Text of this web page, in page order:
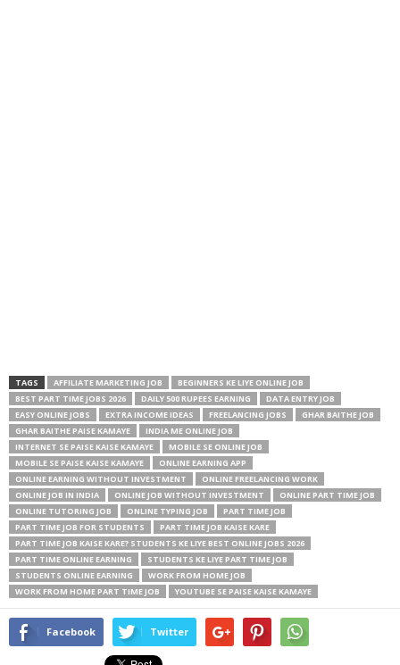
TAGS AFFILIATE MARKETING JOB
BEGINNERS KE LIYE ONLINE JOB
BEST PART TIME JOBS 2026
DAILY 500 RUPEES EARNING
DATA ENTRY JOB
EASY ONLINE JOBS
EXTRA INCOME IDEAS FREELANCING JOBS
GHAR BAITHE JOB
GHAR BAITHE PAISE KAMAYE
INDIA ME ONLINE JOB
INTERNET SE PAISE KAISE KAMAYE
MOBILE SE ONLINE JOB
MOBILE SE PAISE KAISE KAMAYE
ONLINE EARNING APP
ONLINE EARNING WITHOUT INVESTMENT
ONLINE FREELANCING WORK
ONLINE JOB IN INDIA
ONLINE JOB WITHOUT INVESTMENT
ONLINE PART TIME JOB
ONLINE TUTORING JOB
ONLINE TYPING JOB
PART TIME JOB
PART TIME JOB FOR STUDENTS
PART TIME JOB KAISE KARE
PART TIME JOB KAISE KARE? STUDENTS KE LIYE BEST ONLINE JOBS 2026
PART TIME ONLINE EARNING
STUDENTS KE LIYE PART TIME JOB
STUDENTS ONLINE EARNING
WORK FROM HOME JOB
WORK FROM HOME PART TIME JOB
YOUTUBE SE PAISE KAISE KAMAYE
Facebook Twitter